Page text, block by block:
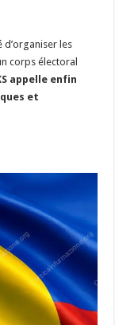
d’organiser les
corps électoral
appelle enfin
et